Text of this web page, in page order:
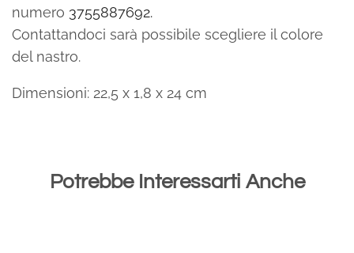
numero 3755887692.
Contattandoci sarà possibile scegliere il colore
del nastro.
Dimensioni: 22,5 x 1,8 x 24 cm
Potrebbe Interessarti Anche